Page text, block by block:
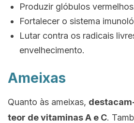
Produzir glóbulos
Fortalecer o sistema
Lutar contra os radicais
envelhecimento.
Ameixas
Quanto às ameixas,
teor de vitaminas A e C.